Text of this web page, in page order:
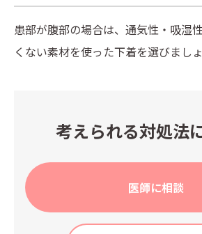
患部が腹部の場合は、通気性・吸湿
くない素材を使った下着を選びましょ
考えられる対処法
医師に相談